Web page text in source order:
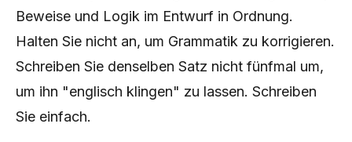
Beweise und Logik im Entwurf in Ordnung.
Halten Sie nicht an, um Grammatik zu korrigieren.
Schreiben Sie denselben Satz nicht fünfmal um,
um ihn "englisch klingen" zu lassen. Schreiben
Sie einfach.